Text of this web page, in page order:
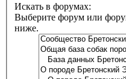
Искать в форумах:
Выберите форум или
ниже.